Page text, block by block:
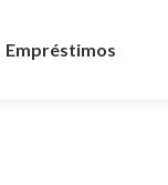
Empréstimos